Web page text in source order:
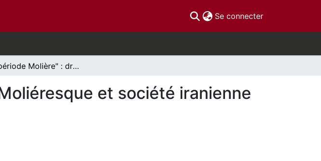
Se connecter(current)
La "période Molière" : dramaturgie Moliéresque et société iranienne au tournant du XIXe siècle.
et société iranienne